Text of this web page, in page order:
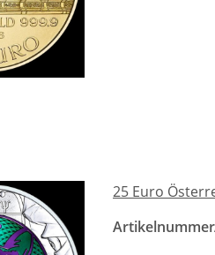
25 Euro